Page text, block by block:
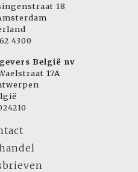
18
4300
België nv
17A